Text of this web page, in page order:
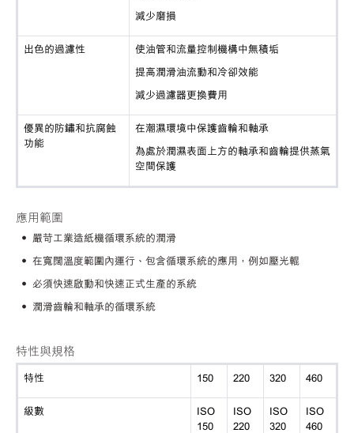
減少磨損
出色的過濾性
使油管和流量控制機構中無積垢
提高潤滑油流動和冷卻效能
減少過濾器更換費用
優異的防鏽和抗腐蝕
功能
在潮濕環境中保護齒輪和軸承
為處於潤濕表面上方的軸承和齒輪提供蒸氣
空間保護
應用範圍
• 嚴苛工業造紙機循環系統的潤滑
• 在寬闊溫度範圍內運行、包含循環系統的應用，例如壓光輥
• 必須快速啟動和快速正式生產的系統
• 潤滑齒輪和軸承的循環系統
特性與規格
特性 150 220 320 460
級數
ISO
150
ISO
220
ISO
320
ISO
460